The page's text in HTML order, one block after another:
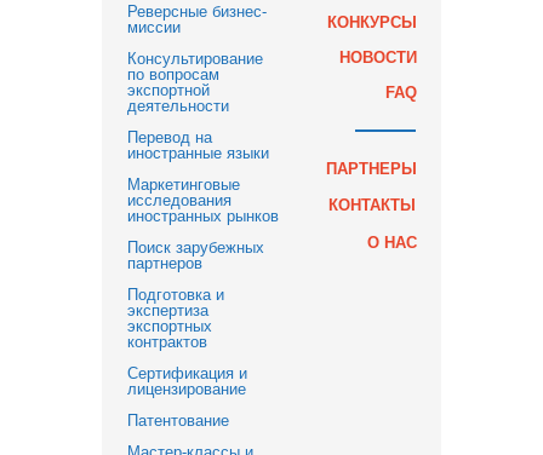
КОНКУРСЫ
НОВОСТИ
FAQ
ПАРТНЕРЫ
О НАС
КОНТАКТЫ
Реверсные бизнес-
миссии
Консультирование
по вопросам
экспортной
деятельности
Перевод на
иностранные языки
Маркетинговые
исследования
иностранных рынков
Поиск зарубежных
партнеров
Подготовка и
экспертиза
экспортных
контрактов
Сертификация и
лицензирование
Патентование